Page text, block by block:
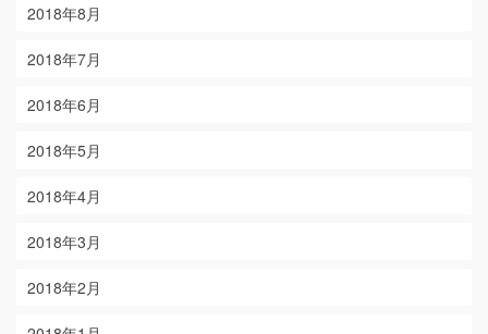
2018年8月
2018年7月
2018年6月
2018年5月
2018年4月
2018年3月
2018年2月